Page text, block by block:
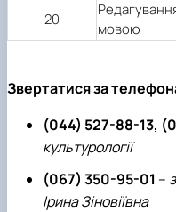
20
мовою
Звертатися за
(044) 527-88-13,
культурології
(067) 350-95-01 –
Ірина Зіновіївна